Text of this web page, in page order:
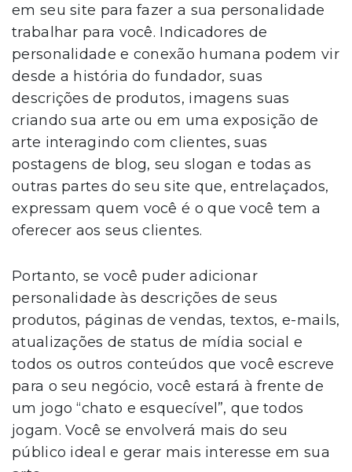
em seu site para fazer a sua personalidade
trabalhar para você. Indicadores de
personalidade e conexão humana podem vir
desde a história do fundador, suas
descrições de produtos, imagens suas
criando sua arte ou em uma exposição de
arte interagindo com clientes, suas
postagens de blog, seu slogan e todas as
outras partes do seu site que, entrelaçados,
expressam quem você é o que você tem a
oferecer aos seus clientes.
Portanto, se você puder adicionar
personalidade às descrições de seus
produtos, páginas de vendas, textos, e-mails,
atualizações de status de mídia social e
todos os outros conteúdos que você escreve
para o seu negócio, você estará à frente de
um jogo “chato e esquecível”, que todos
jogam. Você se envolverá mais do seu
público ideal e gerar mais interesse em sua